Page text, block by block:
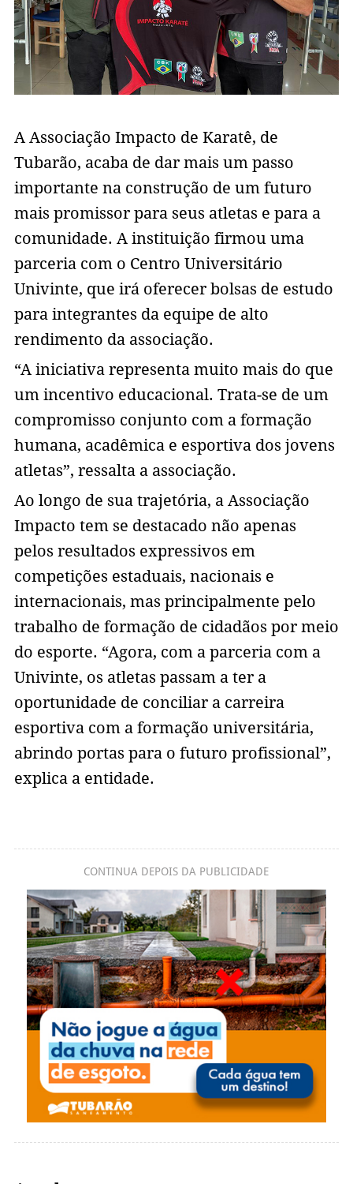
A Associação Impacto de Karatê, de
Tubarão, acaba de dar mais um passo
importante na construção de um futuro
mais promissor para seus atletas e para a
comunidade. A instituição firmou uma
parceria com o Centro Universitário
Univinte, que irá oferecer bolsas de estudo
para integrantes da equipe de alto
rendimento da associação.
“A iniciativa representa muito mais do que
um incentivo educacional. Trata-se de um
compromisso conjunto com a formação
humana, acadêmica e esportiva dos jovens
atletas”, ressalta a associação.
Ao longo de sua trajetória, a Associação
Impacto tem se destacado não apenas
pelos resultados expressivos em
competições estaduais, nacionais e
internacionais, mas principalmente pelo
trabalho de formação de cidadãos por meio
do esporte. “Agora, com a parceria com a
Univinte, os atletas passam a ter a
oportunidade de conciliar a carreira
esportiva com a formação universitária,
abrindo portas para o futuro profissional”,
explica a entidade.
CONTINUA DEPOIS DA PUBLICIDADE